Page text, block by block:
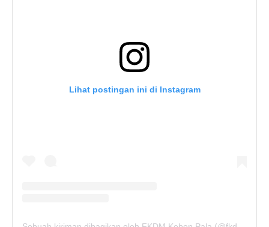
Lihat postingan ini di Instagram